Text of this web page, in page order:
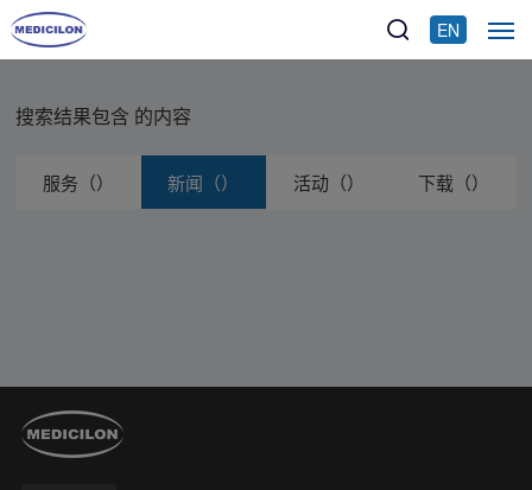
EN
搜索结果包含 的内容
服务（） 新闻（） 活动（） 下载（）